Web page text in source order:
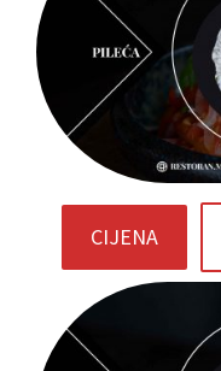
CIJENA